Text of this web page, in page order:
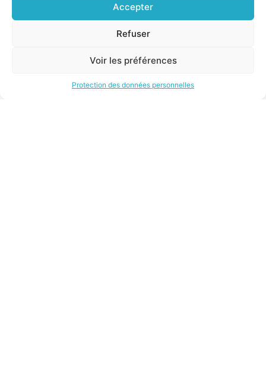
Accepter
Refuser
Voir les préférences
Protection des données personnelles
INFORMATIONS ET RESSOURCES
La fiscalité pour les Français au Sénégal
tend à éviter les doubles impositions notamment en